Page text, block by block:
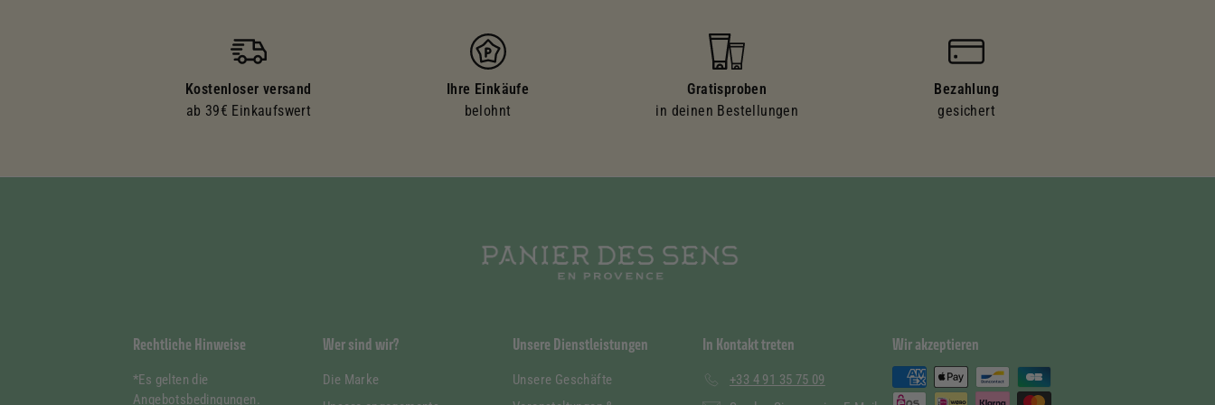
Kostenloser versand
ab 39€ Einkaufswert
Ihre Einkäufe
belohnt
Gratisproben
in deinen Bestellungen
Bezahlung
gesichert
Rechtliche Hinweise
*Es gelten die
Angebotsbedingungen.
Wer sind wir?
Die Marke
Unsere Dienstleistungen
Unsere Geschäfte
In Kontakt treten
+33 4 91 35 75 09
Wir akzeptieren